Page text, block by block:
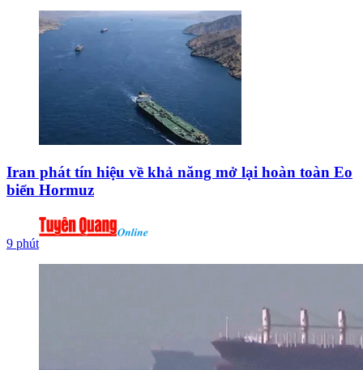
Iran phát tín hiệu về khả năng mở lại hoàn toàn Eo
biển Hormuz
9 phút